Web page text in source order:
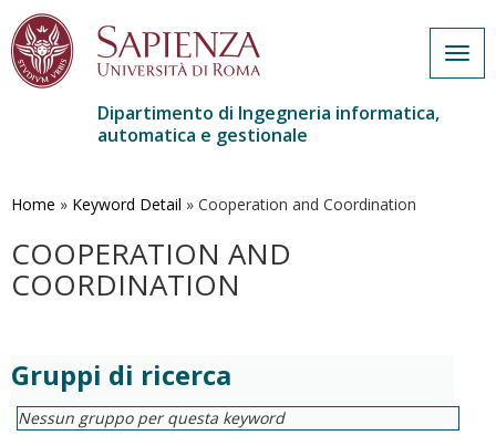
contenuto
Dipartimento di Ingegneria informatica,
automatica e gestionale
Home » Keyword Detail » Cooperation and Coordination
COOPERATION AND
COORDINATION
Gruppi di ricerca
Nessun gruppo per questa keyword